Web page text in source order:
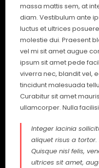
massa mattis sem, at
diam. Vestibulum ante
luctus et ultrices
molestie dui. Praesent
vel mi sit amet augue
ipsum sit amet pede
viverra nec, blandit vel,
tincidunt malesuada
Curabitur sit amet
ullamcorper. Nulla
Integer lacinia
aliquet risus a
Quisque nisl felis,
ultrices sit amet,